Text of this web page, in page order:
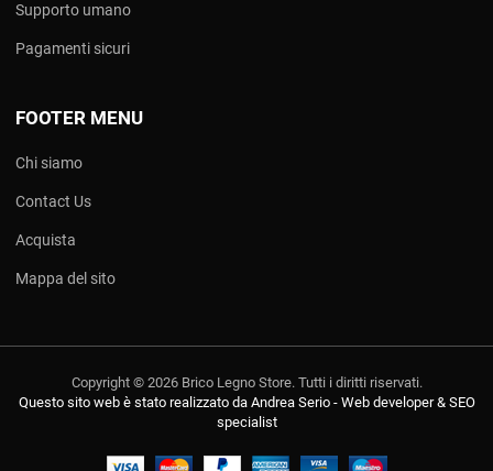
Supporto umano
Pagamenti sicuri
FOOTER MENU
Chi siamo
Contact Us
Acquista
Mappa del sito
Copyright © 2026 Brico Legno Store. Tutti i diritti riservati.
Questo sito web è stato realizzato da Andrea Serio - Web developer & SEO
specialist